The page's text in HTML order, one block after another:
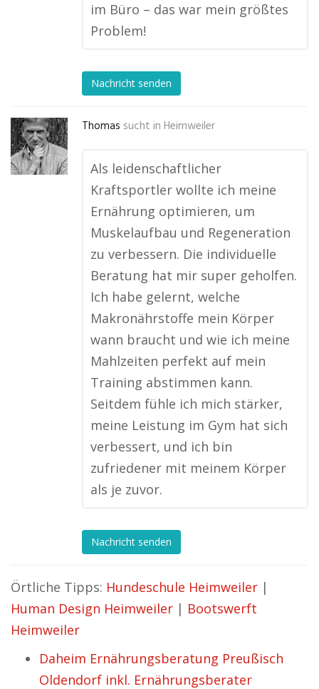
im Büro – das war mein größtes
Problem!
Nachricht senden
Thomas sucht in Heimweiler
Als leidenschaftlicher
Kraftsportler wollte ich meine
Ernährung optimieren, um
Muskelaufbau und Regeneration
zu verbessern. Die individuelle
Beratung hat mir super geholfen.
Ich habe gelernt, welche
Makronährstoffe mein Körper
wann braucht und wie ich meine
Mahlzeiten perfekt auf mein
Training abstimmen kann.
Seitdem fühle ich mich stärker,
meine Leistung im Gym hat sich
verbessert, und ich bin
zufriedener mit meinem Körper
als je zuvor.
Nachricht senden
Örtliche Tipps: Hundeschule Heimweiler |
Human Design Heimweiler | Bootswerft
Heimweiler
Daheim Ernährungsberatung Preußisch
Oldendorf inkl. Ernährungsberater